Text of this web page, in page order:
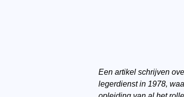
Een artikel schrijven
legerdienst in 1978,